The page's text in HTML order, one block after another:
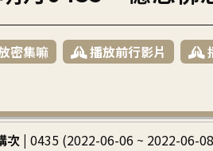
密集嘛 播放前行影片
次 | 0435 (2022-06-06 ~ 2022-06-